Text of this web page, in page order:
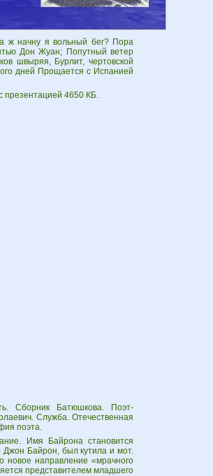
ж начну я вольный бег? Пора
Дон Жуан; Попутный ветер
швыряя, Бурлит, чертовской
дней Прощается с Испанией
презентацией 4650 КБ.
Сборник Батюшкова. Поэт-
Служба. Отечественная
поэта.
Имя Байрона становится
Джон Байрон, был кутила и мот.
новое направление «мрачного
представителем младшего